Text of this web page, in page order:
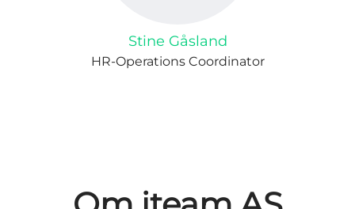
Stine Gåsland
HR-Operations Coordinator